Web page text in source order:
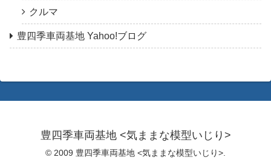
クルマ
豊四季車両基地 Yahoo!ブログ
豊四季車両基地 <気ままな模型いじり>
© 2009 豊四季車両基地 <気ままな模型いじり>.